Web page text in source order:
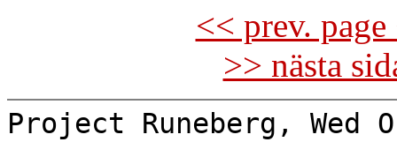
<< prev.
>> nästa
Project Runeberg, Wed